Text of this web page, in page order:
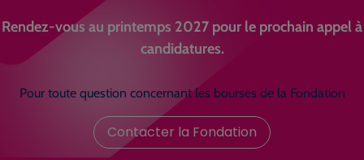
Rendez-vous au printemps 2027 pour le prochain appel à
candidatures.
Pour toute question concernant les bourses de la Fondation
Contacter la Fondation